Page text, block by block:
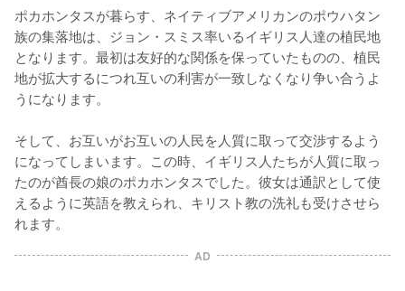
ポカホンタスが暮らす、ネイティブアメリカンのポウハタン
族の集落地は、ジョン・スミス率いるイギリス人達の植民地
となります。最初は友好的な関係を保っていたものの、植民
地が拡大するにつれ互いの利害が一致しなくなり争い合うよ
うになります。
そして、お互いがお互いの人民を人質に取って交渉するよう
になってしまいます。この時、イギリス人たちが人質に取っ
たのが酋長の娘のポカホンタスでした。彼女は通訳として使
えるように英語を教えられ、キリスト教の洗礼も受けさせら
れます。
AD